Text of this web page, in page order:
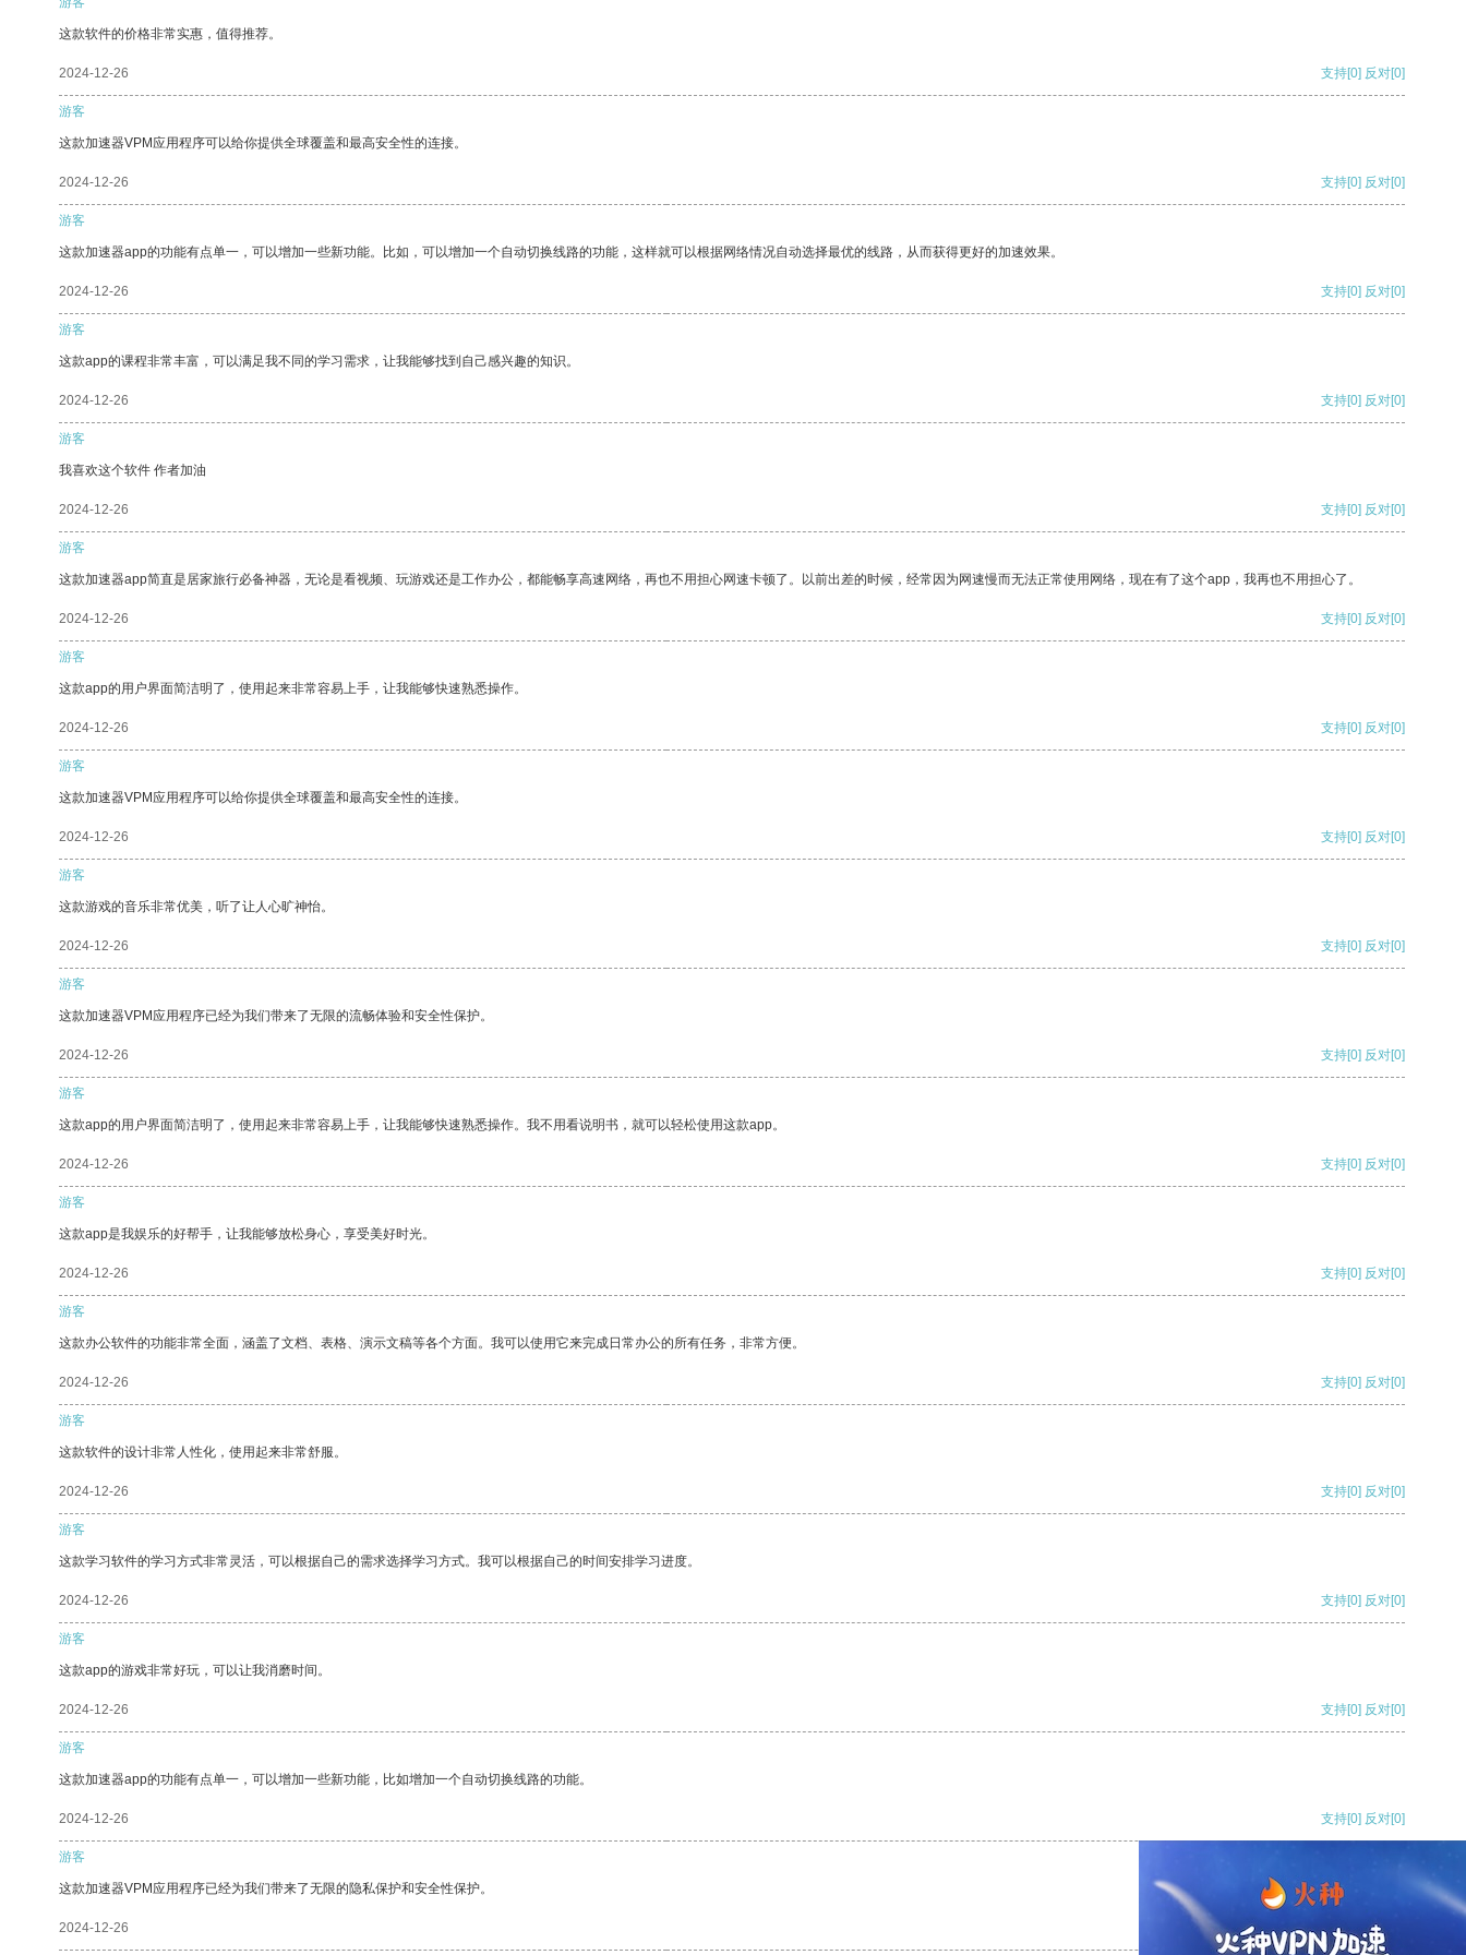
这款软件的价格非常实惠，值得推荐。
2024-12-26 支持[0] 反对[0]
游客
这款加速器VPM应用程序可以给你提供全球覆盖和最高安全性的连接。
2024-12-26 支持[0] 反对[0]
游客
这款加速器app的功能有点单一，可以增加一些新功能。比如，可以增加一个自动切换线路的功能，这样就可以根据网络情况自动选择最优的线路，从而获得更好的加速效果。
2024-12-26 支持[0] 反对[0]
游客
这款app的课程非常丰富，可以满足我不同的学习需求，让我能够找到自己感兴趣的知识。
2024-12-26 支持[0] 反对[0]
游客
我喜欢这个软件 作者加油
2024-12-26 支持[0] 反对[0]
游客
这款加速器app简直是居家旅行必备神器，无论是看视频、玩游戏还是工作办公，都能畅享高速网络，再也不用担心网速卡顿了。以前出差的时候，经常因为网速慢而无法正常使用网络，现在有了这个app，我再也不用担心了。
2024-12-26 支持[0] 反对[0]
游客
这款app的用户界面简洁明了，使用起来非常容易上手，让我能够快速熟悉操作。
2024-12-26 支持[0] 反对[0]
游客
这款加速器VPM应用程序可以给你提供全球覆盖和最高安全性的连接。
2024-12-26 支持[0] 反对[0]
游客
这款游戏的音乐非常优美，听了让人心旷神怡。
2024-12-26 支持[0] 反对[0]
游客
这款加速器VPM应用程序已经为我们带来了无限的流畅体验和安全性保护。
2024-12-26 支持[0] 反对[0]
游客
这款app的用户界面简洁明了，使用起来非常容易上手，让我能够快速熟悉操作。我不用看说明书，就可以轻松使用这款app。
2024-12-26 支持[0] 反对[0]
游客
这款app是我娱乐的好帮手，让我能够放松身心，享受美好时光。
2024-12-26 支持[0] 反对[0]
游客
这款办公软件的功能非常全面，涵盖了文档、表格、演示文稿等各个方面。我可以使用它来完成日常办公的所有任务，非常方便。
2024-12-26 支持[0] 反对[0]
游客
这款软件的设计非常人性化，使用起来非常舒服。
2024-12-26 支持[0] 反对[0]
游客
这款学习软件的学习方式非常灵活，可以根据自己的需求选择学习方式。我可以根据自己的时间安排学习进度。
2024-12-26 支持[0] 反对[0]
游客
这款app的游戏非常好玩，可以让我消磨时间。
2024-12-26 支持[0] 反对[0]
游客
这款加速器app的功能有点单一，可以增加一些新功能，比如增加一个自动切换线路的功能。
2024-12-26 支持[0] 反对[0]
游客
这款加速器VPM应用程序已经为我们带来了无限的隐私保护和安全性保护。
2024-12-26 支持 反对